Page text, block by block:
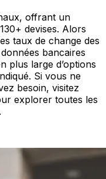
offrant un
devises. Alors
taux de change des
bancaires
plus large d’options
Si vous ne
besoin, visitez
explorer toutes les